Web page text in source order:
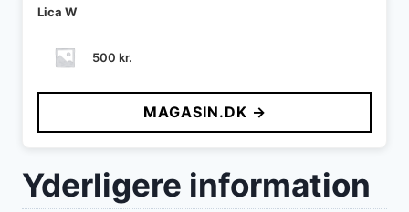
Lica W
500 kr.
MAGASIN.DK →
Yderligere information